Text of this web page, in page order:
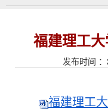
福建理工
发布时间
福建理工